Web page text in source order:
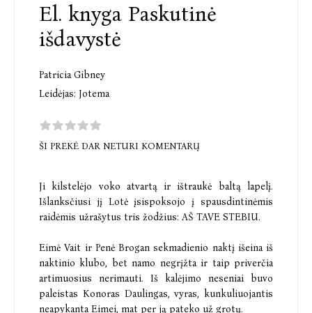
El. knyga Paskutinė
išdavystė
Patricia Gibney
Leidėjas: Jotema
ŠI PREKĖ DAR NETURI KOMENTARŲ
Ji kilstelėjo voko atvartą ir ištraukė baltą lapelį.
Išlanksčiusi jį Lotė įsispoksojo į spausdintinėmis
raidėmis užrašytus tris žodžius: AŠ TAVE STEBIU.
Eimė Vait ir Penė Brogan sekmadienio naktį išeina iš
naktinio klubo, bet namo negrįžta ir taip priverčia
artimuosius nerimauti. Iš kalėjimo neseniai buvo
paleistas Konoras Daulingas, vyras, kunkuliuojantis
neapykanta Eimei, mat per ją pateko už grotų.